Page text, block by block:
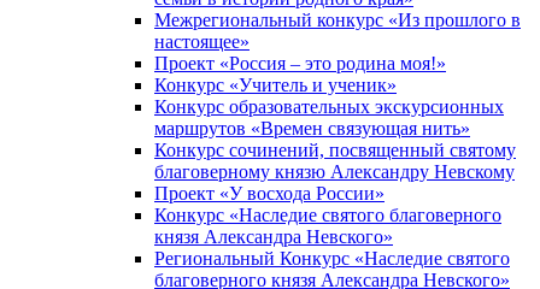
Межрегиональный конкурс «Из прошлого в
настоящее»
Проект «Россия – это родина моя!»
Конкурс «Учитель и ученик»
Конкурс образовательных экскурсионных
маршрутов «Времен связующая нить»
Конкурс сочинений, посвященный святому
благоверному князю Александру Невскому
Проект «У восхода России»
Конкурс «Наследие святого благоверного
князя Александра Невского»
Региональный Конкурс «Наследие святого
благоверного князя Александра Невского»